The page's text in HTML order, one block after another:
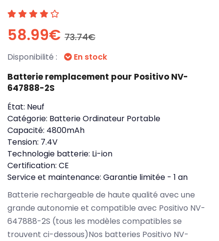
58.99€ 73.74€
Disponibilité : En stock
Batterie remplacement pour Positivo NV-
647888-2S
État: Neuf
Catégorie: Batterie Ordinateur Portable
Capacité: 4800mAh
Tension: 7.4V
Technologie batterie: Li-ion
Certification: CE
Service et maintenance: Garantie limitée - 1 an
Batterie rechargeable de haute qualité avec une
grande autonomie et compatible avec Positivo NV-
647888-2S (tous les modèles compatibles se
trouvent ci-dessous)Nos batteries Positivo NV-